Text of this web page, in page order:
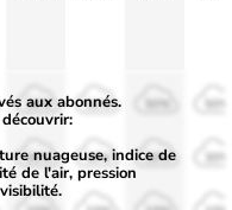
50%
30%
50%
30% 30% 30%
aux abonnés.
nuageuse, indice de
de l'air, pression